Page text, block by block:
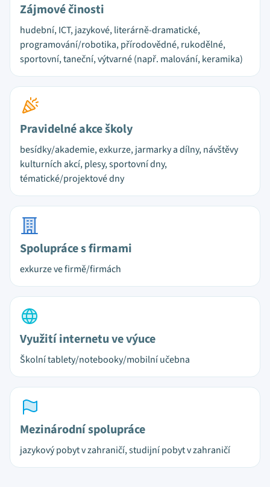
Zájmové činosti
hudební, ICT, jazykové, literárně-dramatické,
programování/robotika, přírodovědné, rukodělné,
sportovní, taneční, výtvarné (např. malování, keramika)
Pravidelné akce školy
besídky/akademie, exkurze, jarmarky a dílny, návštěvy
kulturních akcí, plesy, sportovní dny,
tématické/projektové dny
Spolupráce s firmami
exkurze ve firmě/firmách
Využití internetu ve výuce
Školní tablety/notebooky/mobilní učebna
Mezinárodní spolupráce
jazykový pobyt v zahraničí, studijní pobyt v zahraničí